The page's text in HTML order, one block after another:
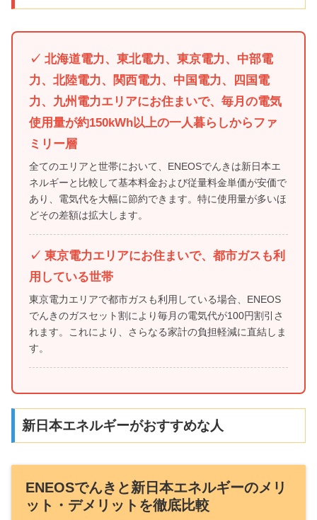
✓ 北海道電力、東北電力、東京電力、中部電
力、北陸電力、関西電力、中国電力、四国電
力、九州電力エリアにお住まいで、毎月の電気
使用量が約150kWh以上の一人暮らしからファ
ミリー層
全てのエリアと世帯において、ENEOSでんきは新日本エ
ネルギーと比較して基本料金および従量料金単価が安価で
あり、電気代を大幅に節約できます。特に使用量が多いほ
どその差額は拡大します。
✓ 東京電力エリアにお住まいで、都市ガスも利
用している世帯
東京電力エリアで都市ガスも利用している場合、ENEOS
でんきのガスセット割により毎月の電気代が100円割引さ
れます。これにより、さらなる家計の負担軽減に直結しま
す。
新日本エネルギーがおすすめな人
ENEOSでんきと新日本エネルギーのメリ
ット・デメリットを徹底比較